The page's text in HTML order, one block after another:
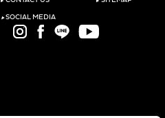
‣SOCIAL MEDIA